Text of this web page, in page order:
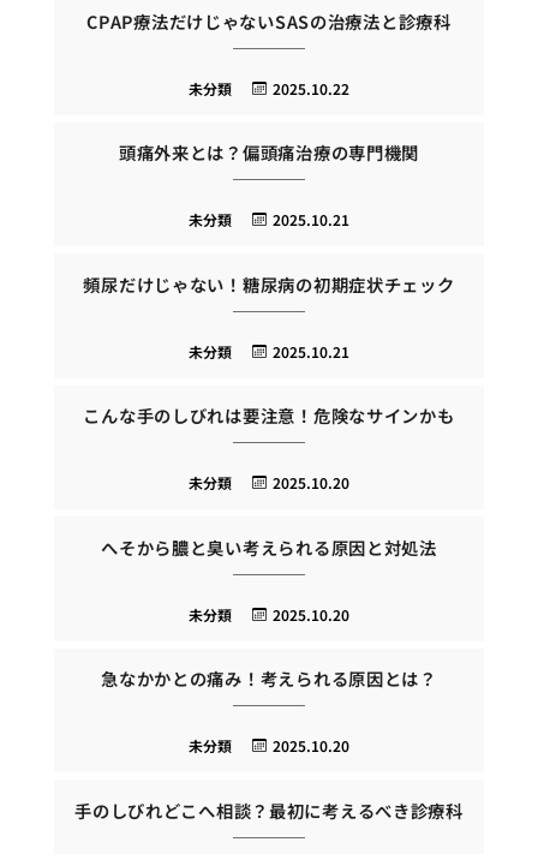
CPAP療法だけじゃないSASの治療法と診療科
2025.10.22
未分類
頭痛外来とは？偏頭痛治療の専門機関
2025.10.21
未分類
頻尿だけじゃない！糖尿病の初期症状チェック
2025.10.21
未分類
こんな手のしびれは要注意！危険なサインかも
2025.10.20
未分類
へそから膿と臭い考えられる原因と対処法
2025.10.20
未分類
急なかかとの痛み！考えられる原因とは？
2025.10.20
未分類
手のしびれどこへ相談？最初に考えるべき診療科